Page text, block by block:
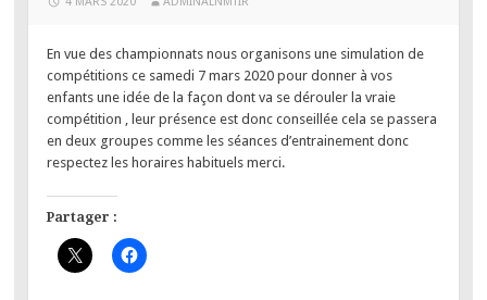
En vue des championnats nous organisons une simulation de
compétitions ce samedi 7 mars 2020 pour donner à vos
enfants une idée de la façon dont va se dérouler la vraie
compétition , leur présence est donc conseillée cela se passera
en deux groupes comme les séances d’entrainement donc
respectez les horaires habituels merci.
Partager :